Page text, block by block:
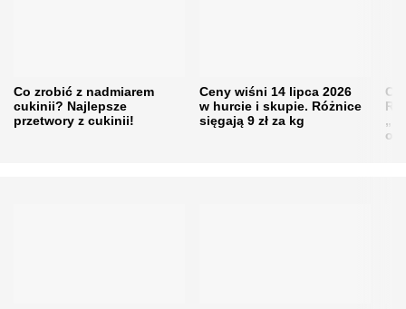
Co zrobić z nadmiarem
cukinii? Najlepsze
przetwory z cukinii!
Ceny wiśni 14 lipca 2026
w hurcie i skupie. Różnice
sięgają 9 zł za kg